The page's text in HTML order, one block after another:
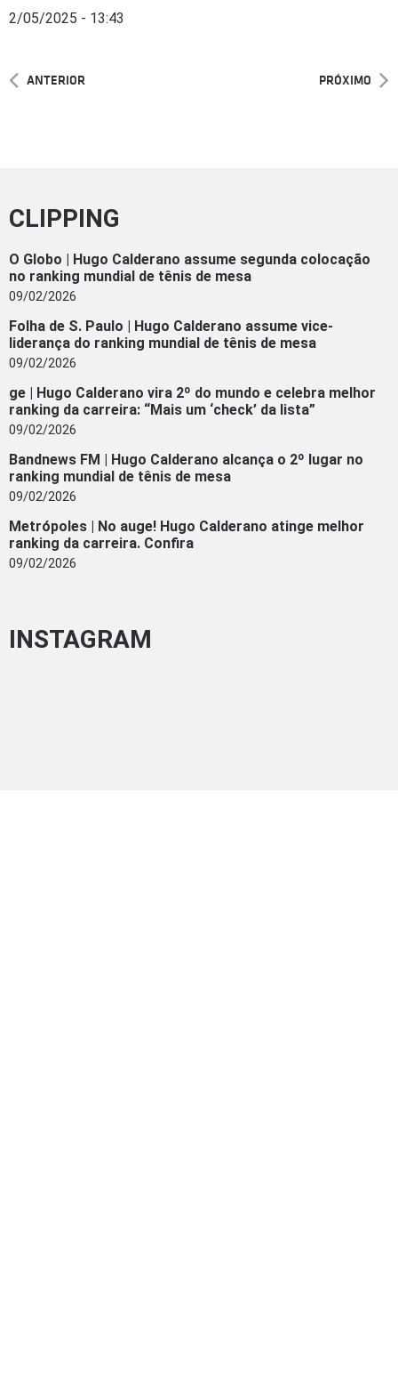
2/05/2025 - 13:43
ANTERIOR PRÓXIMO
CLIPPING
O Globo | Hugo Calderano assume segunda colocação
no ranking mundial de tênis de mesa
09/02/2026
Folha de S. Paulo | Hugo Calderano assume vice-
liderança do ranking mundial de tênis de mesa
09/02/2026
ge | Hugo Calderano vira 2º do mundo e celebra melhor
ranking da carreira: “Mais um ‘check’ da lista”
09/02/2026
Bandnews FM | Hugo Calderano alcança o 2º lugar no
ranking mundial de tênis de mesa
09/02/2026
Metrópoles | No auge! Hugo Calderano atinge melhor
ranking da carreira. Confira
09/02/2026
INSTAGRAM